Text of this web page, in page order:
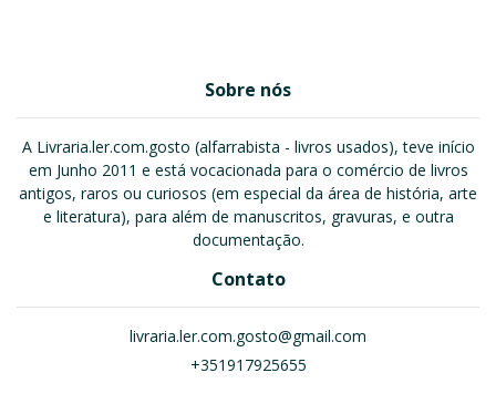
Sobre nós
A Livraria.ler.com.gosto (alfarrabista - livros usados), teve início
em Junho 2011 e está vocacionada para o comércio de livros
antigos, raros ou curiosos (em especial da área de história, arte
e literatura), para além de manuscritos, gravuras, e outra
documentação.
Contato
livraria.ler.com.gosto@gmail.com
+351917925655